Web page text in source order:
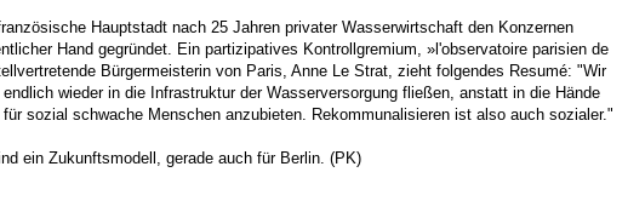
Hauptstadt nach 25 Jahren privater Wasserwirtschaft den Konzernen
Hand gegründet. Ein partizipatives Kontrollgremium, »l'observatoire parisien de
Bürgermeisterin von Paris, Anne Le Strat, zieht folgendes Resumé: "Wir
wieder in die Infrastruktur der Wasserversorgung fließen, anstatt in die Hände
sozial schwache Menschen anzubieten. Rekommunalisieren ist also auch sozialer."
ein Zukunftsmodell, gerade auch für Berlin. (PK)